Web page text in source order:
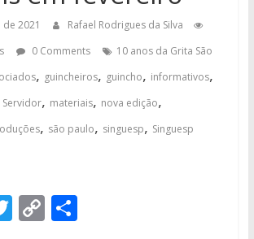
2021
Rafael Rodrigues da Silva
0 Comments
10 anos da Grita São
, guincheiros, guincho, informativos,
Servidor, materiais, nova edição,
, são paulo, singuesp, Singuesp
T C S